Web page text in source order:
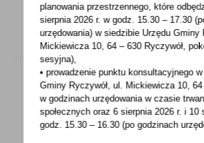
22 - 05 - 2023
ZUS: uwaga na smsy od
planowania przestrzennego, które
sierpnia 2026 r.w godz. 15.30 – 17.30
urzędowania) w siedzibie Urzędu Gminy
Mickiewicza 10, 64 – 630 Ryczywół,
sesyjna),
• prowadzenie punktu konsultacyjnego
Gminy Ryczywół, ul. Mickiewicza 10,
w godzinachurzędowania w czasie
społecznych oraz 6 sierpnia 2026 r. i 10
godz. 15.30 – 16.30 (po godzinach